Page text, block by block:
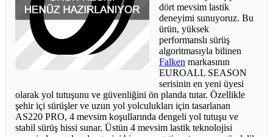
dört mevsim lastik
deneyimi sunuyoruz. Bu
ürün, yüksek
performanslı sürüş
algoritmasıyla bilinen
Falken markasının
EUROALL SEASON
serisinin en yeni üyesi
olarak yol tutuşunu ve güvenliğini ön planda tutar. Özellikle
şehir içi sürüşler ve uzun yol yolculukları için tasarlanan
AS220 PRO, 4 mevsim koşullarında dengeli yol tutuşu ve
stabil sürüş hissi sunar. Üstün 4 mevsim lastik teknolojisi